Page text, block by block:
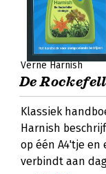
Verne Harnish
De
Klassiek
Harnish
op één A4'tje
verbindt aan